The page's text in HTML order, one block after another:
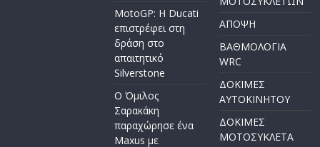
MotoGP: Η Ducati
επιστρέφει στη
δράση στο
απαιτητικό
Silverstone
Ο Όμιλος
Σαρακάκη
παραχώρησε ένα
Maxus με
ΑΠΟΨΗ
ΒΑΘΜΟΛΟΓΙΑ
WRC
ΔΟΚΙΜΕΣ
ΑΥΤΟΚΙΝΗΤΟΥ
ΔΟΚΙΜΕΣ
ΜΟΤΟΣΥΚΛΕΤΑ